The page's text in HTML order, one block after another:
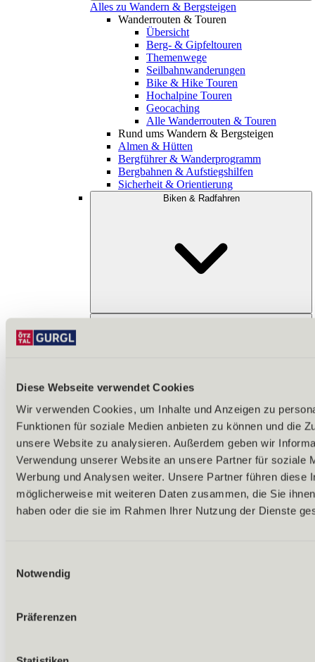
Diese Webseite verwendet Cookies
Wir verwenden Cookies, um Inhalte und Anzeigen zu
Funktionen für soziale Medien anbieten zu können und die
unsere Website zu analysieren. Außerdem geben wir
Verwendung unserer Website an unsere Partner für soziale
Werbung und Analysen weiter. Unsere Partner führen diese
möglicherweise mit weiteren Daten zusammen, die Sie
haben oder die sie im Rahmen Ihrer Nutzung der Dienste
Notwendig
Präferenzen
Alles zu Wandern & Bergsteigen
Wanderrouten & Touren
Übersicht
Berg- & Gipfeltouren
Themenwege
Seilbahnwanderungen
Bike & Hike Touren
Hochalpine Touren
Geocaching
Alle Wanderrouten & Touren
Rund ums Wandern & Bergsteigen
Almen & Hütten
Bergführer & Wanderprogramm
Bergbahnen & Aufstiegshilfen
Sicherheit & Orientierung
Biken & Radfahren